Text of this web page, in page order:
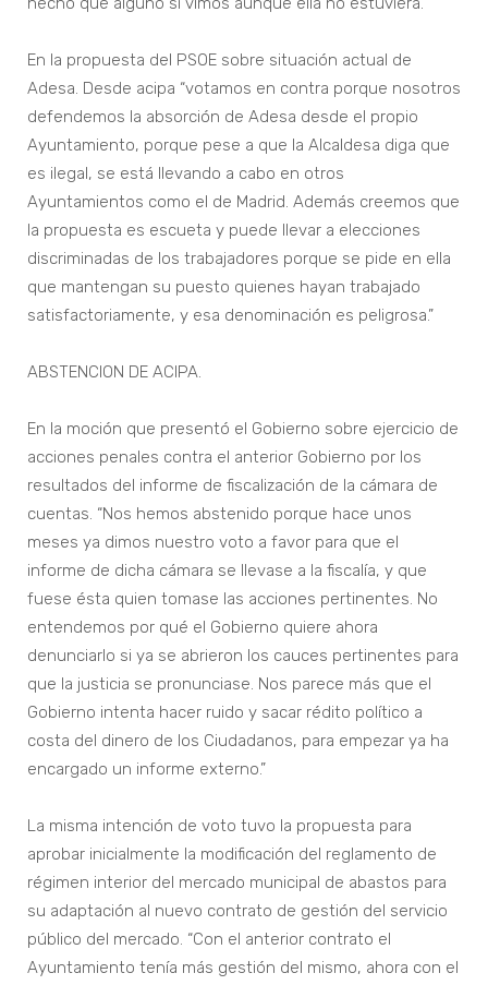
En la propuesta del PSOE sobre situación actual de
Adesa. Desde acipa “votamos en contra porque nosotros
defendemos la absorción de Adesa desde el propio
Ayuntamiento, porque pese a que la Alcaldesa diga que
es ilegal, se está llevando a cabo en otros
Ayuntamientos como el de Madrid. Además creemos que
la propuesta es escueta y puede llevar a elecciones
discriminadas de los trabajadores porque se pide en ella
que mantengan su puesto quienes hayan trabajado
satisfactoriamente, y esa denominación es peligrosa.”
ABSTENCION DE ACIPA.
En la moción que presentó el Gobierno sobre ejercicio de
acciones penales contra el anterior Gobierno por los
resultados del informe de fiscalización de la cámara de
cuentas. “Nos hemos abstenido porque hace unos
meses ya dimos nuestro voto a favor para que el
informe de dicha cámara se llevase a la fiscalía, y que
fuese ésta quien tomase las acciones pertinentes. No
entendemos por qué el Gobierno quiere ahora
denunciarlo si ya se abrieron los cauces pertinentes para
que la justicia se pronunciase. Nos parece más que el
Gobierno intenta hacer ruido y sacar rédito político a
costa del dinero de los Ciudadanos, para empezar ya ha
encargado un informe externo.”
La misma intención de voto tuvo la propuesta para
aprobar inicialmente la modificación del reglamento de
régimen interior del mercado municipal de abastos para
su adaptación al nuevo contrato de gestión del servicio
público del mercado. “Con el anterior contrato el
Ayuntamiento tenía más gestión del mismo, ahora con el